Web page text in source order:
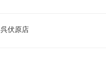
呉伏原店